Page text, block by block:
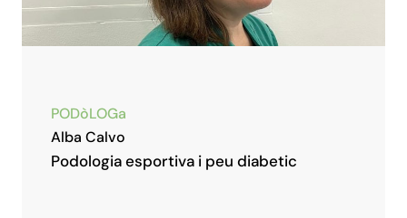
PODòLOGa
Alba Calvo
Podologia esportiva i peu diabetic